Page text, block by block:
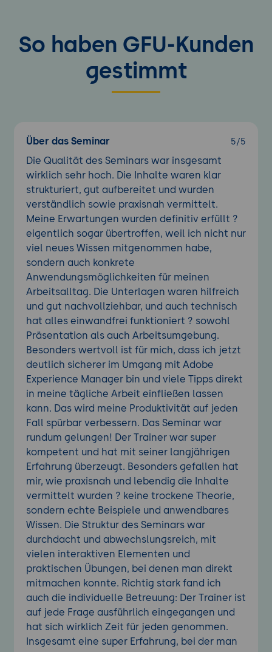
So haben GFU-Kunden
gestimmt
Über das Seminar 5/5
Die Qualität des Seminars war insgesamt
wirklich sehr hoch. Die Inhalte waren klar
strukturiert, gut aufbereitet und wurden
verständlich sowie praxisnah vermittelt.
Meine Erwartungen wurden definitiv erfüllt ?
eigentlich sogar übertroffen, weil ich nicht nur
viel neues Wissen mitgenommen habe,
sondern auch konkrete
Anwendungsmöglichkeiten für meinen
Arbeitsalltag. Die Unterlagen waren hilfreich
und gut nachvollziehbar, und auch technisch
hat alles einwandfrei funktioniert ? sowohl
Präsentation als auch Arbeitsumgebung.
Besonders wertvoll ist für mich, dass ich jetzt
deutlich sicherer im Umgang mit Adobe
Experience Manager bin und viele Tipps direkt
in meine tägliche Arbeit einfließen lassen
kann. Das wird meine Produktivität auf jeden
Fall spürbar verbessern. Das Seminar war
rundum gelungen! Der Trainer war super
kompetent und hat mit seiner langjährigen
Erfahrung überzeugt. Besonders gefallen hat
mir, wie praxisnah und lebendig die Inhalte
vermittelt wurden ? keine trockene Theorie,
sondern echte Beispiele und anwendbares
Wissen. Die Struktur des Seminars war
durchdacht und abwechslungsreich, mit
vielen interaktiven Elementen und
praktischen Übungen, bei denen man direkt
mitmachen konnte. Richtig stark fand ich
auch die individuelle Betreuung: Der Trainer ist
auf jede Frage ausführlich eingegangen und
hat sich wirklich Zeit für jeden genommen.
Insgesamt eine super Erfahrung, bei der man